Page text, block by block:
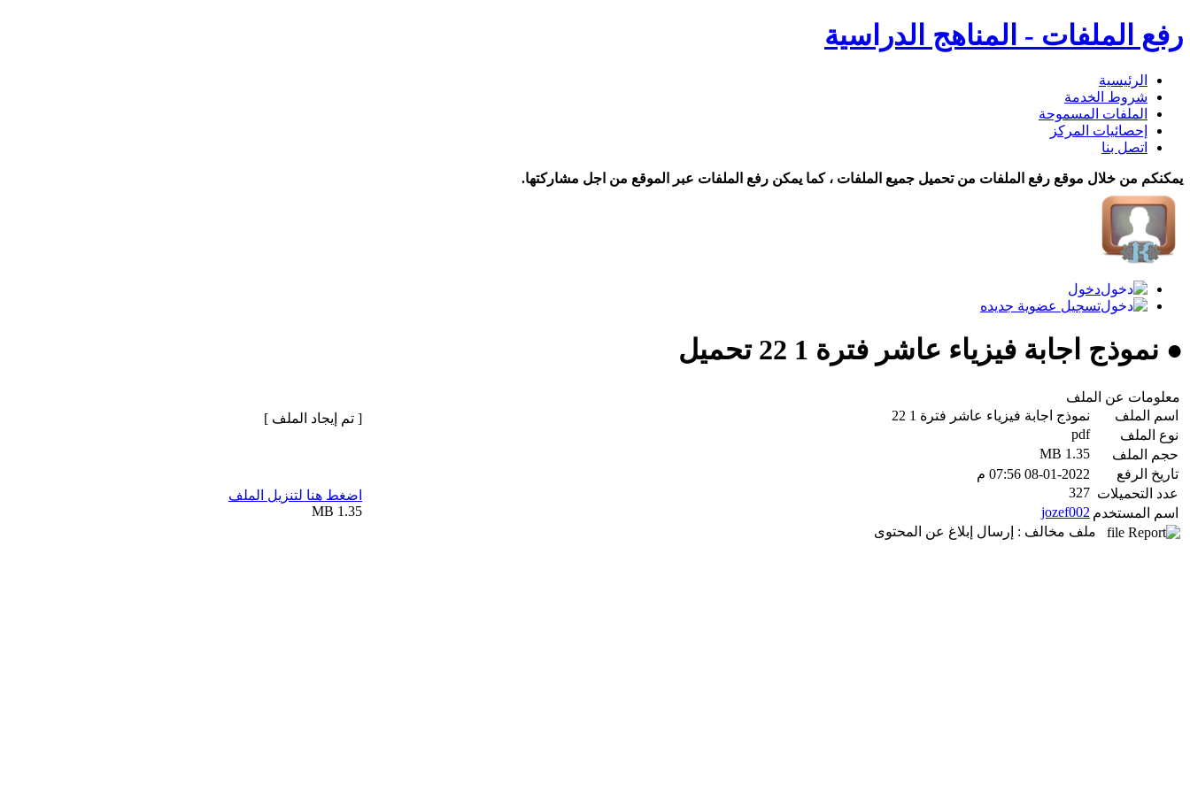
رفع الملفات - المناهج الدراسية
الرئيسية
شروط الخدمة
الملفات المسموحة
إحصائيات المركز
اتصل بنا
يمكنكم من خلال موقع رفع الملفات من تحميل جميع الملفات ، كما يمكن رفع الملفات عبر الموقع من اجل مشاركتها.
دخول
تسجيل عضوية جديده
● نموذج اجابة فيزياء عاشر فترة 1 22 تحميل
معلومات عن الملف
اسم الملف
نموذج اجابة فيزياء عاشر فترة 1 22
نوع الملف
pdf
حجم الملف
1.35 MB
تاريخ الرفع
08-01-2022 07:56 م
عدد التحميلات 327
اسم المستخدم jozef002
ملف مخالف : إرسال إبلاغ عن المحتوى
[ تم إيجاد الملف ]
اضغط هنا لتنزيل الملف
1.35 MB